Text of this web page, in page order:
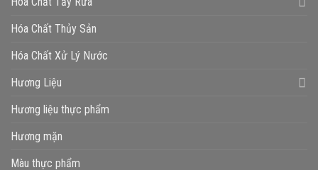
Hóa Chất Thủy Sản
Hóa Chất Xử Lý Nước
Hương Liệu
Hương liệu thực phẩm
Hương mặn
Màu thực phẩm